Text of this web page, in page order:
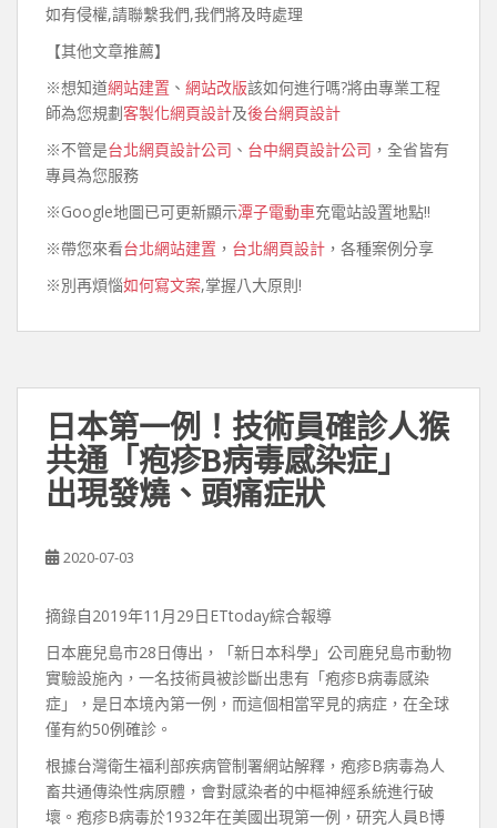
如有侵權,請聯繫我們,我們將及時處理
【其他文章推薦】
※想知道網站建置 、 網站改版該如何進行嗎?將由專業工程
師為您規劃客製化網頁設計及後台網頁設計
※不管是台北網頁設計公司 、 台中網頁設計公司 ，全省皆有
專員為您服務
※Google地圖已可更新顯示潭子電動車充電站設置地點!!
※帶您來看台北網站建置 ， 台北網頁設計 ，各種案例分享
※別再煩惱如何寫文案,掌握八大原則!
日本第一例！技術員確診人猴
共通「疱疹B病毒感染症」
出現發燒、頭痛症狀
2020-07-03
摘錄自2019年11月29日ETtoday綜合報導
日本鹿兒島市28日傳出，「新日本科學」公司鹿兒島市動物
實驗設施內，一名技術員被診斷出患有「疱疹B病毒感染
症」，是日本境內第一例，而這個相當罕見的病症，在全球
僅有約50例確診。
根據台灣衛生福利部疾病管制署網站解釋，疱疹B病毒為人
畜共通傳染性病原體，會對感染者的中樞神經系統進行破
壞。疱疹B病毒於1932年在美國出現第一例，研究人員B博